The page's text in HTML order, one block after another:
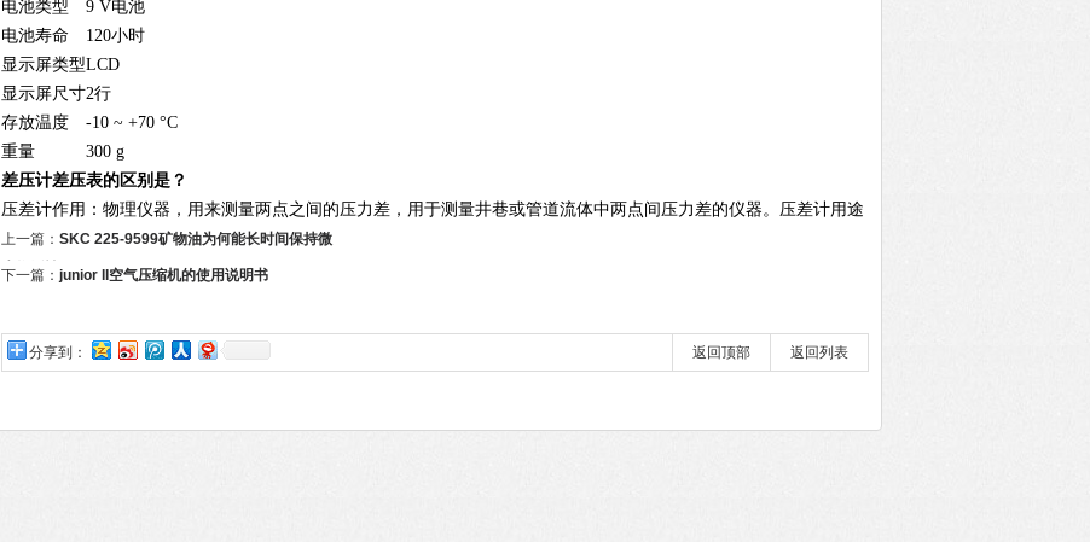
电池类型
9 V电池
电池寿命
120小时
显示屏类型LCD
显示屏尺寸2行
存放温度
-10 ~ +70 °C
重量
300 g
差压计差压表的区别是？
压差计作用：物理仪器，用来测量两点之间的压力差，用于测量井巷或管道流体中两点间压力差的仪器。压差计用途：广泛应用于测量风扇和
上一篇： SKC 225-9599矿物油为何能长时间保持微
生物活性
下一篇： junior II空气压缩机的使用说明书
分享到： 返回列表
返回顶部